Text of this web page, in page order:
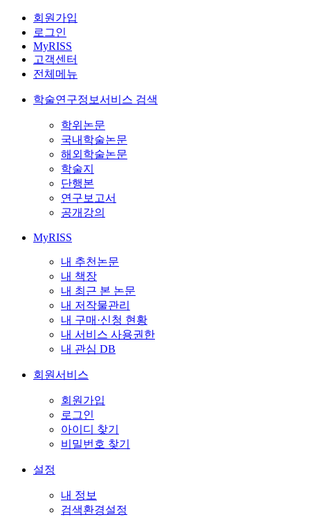
회원가입
로그인
MyRISS
고객센터
전체메뉴
학술연구정보서비스 검색
학위논문
국내학술논문
해외학술논문
학술지
단행본
연구보고서
공개강의
MyRISS
내 추천논문
내 책장
내 최근 본 논문
내 저작물관리
내 구매·신청 현황
내 서비스 사용권한
내 관심 DB
회원서비스
회원가입
로그인
아이디 찾기
비밀번호 찾기
설정
내 정보
검색환경설정